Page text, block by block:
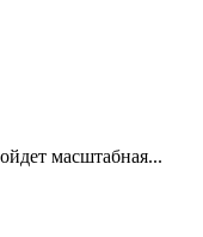
масштабная...